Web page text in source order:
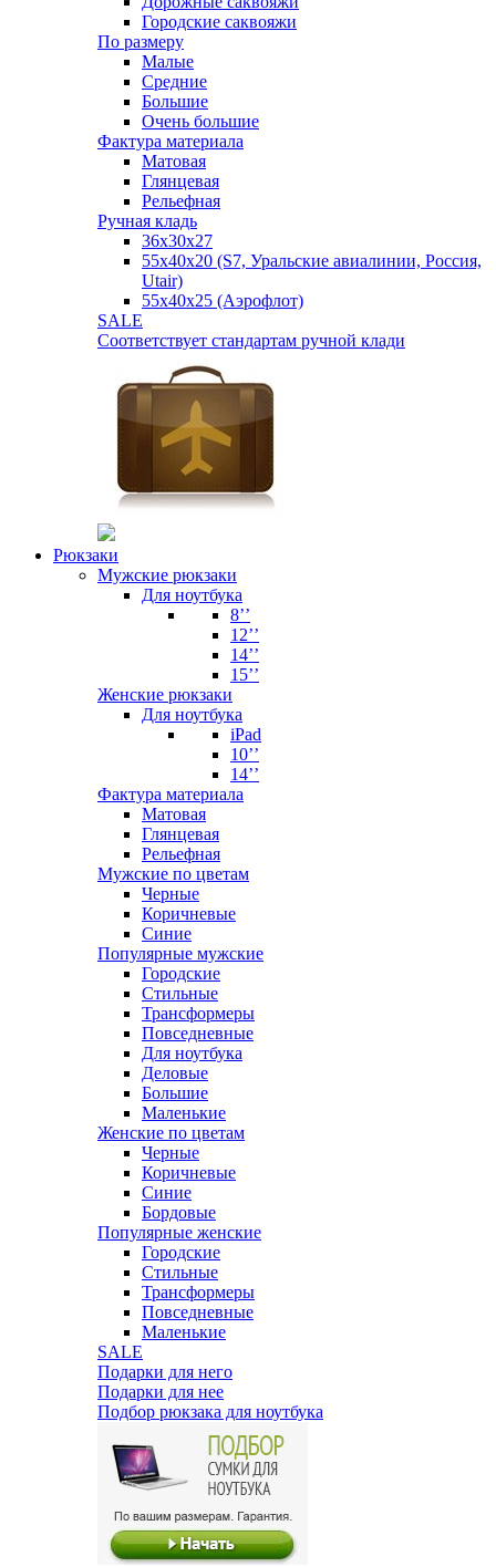
Городские саквояжи
По размеру
Малые
Средние
Большие
Очень большие
Фактура материала
Матовая
Глянцевая
Рельефная
Ручная кладь
36х30x27
55х40х20 (S7, Уральские авиалинии, Россия,
Utair)
55х40х25 (Аэрофлот)
SALE
Соответствует стандартам ручной клади
Рюкзаки
Мужские рюкзаки
Для ноутбука
8’’
12’’
14’’
15’’
Женские рюкзаки
Для ноутбука
iPad
10’’
14’’
Фактура материала
Матовая
Глянцевая
Рельефная
Мужские по цветам
Черные
Коричневые
Синие
Популярные мужские
Городские
Стильные
Трансформеры
Повседневные
Для ноутбука
Деловые
Большие
Маленькие
Женские по цветам
Черные
Коричневые
Синие
Бордовые
Популярные женские
Городские
Стильные
Трансформеры
Повседневные
Маленькие
SALE
Подарки для него
Подарки для нее
Подбор рюкзака для ноутбука